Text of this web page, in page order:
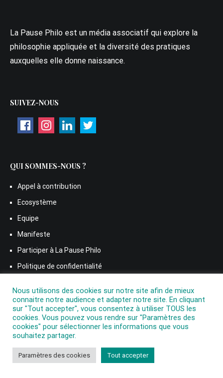
La Pause Philo est un média associatif qui explore la
philosophie appliquée et la diversité des pratiques
auxquelles elle donne naissance.
SUIVEZ-NOUS
QUI SOMMES-NOUS ?
Appel à contribution
Ecosystème
Equipe
Manifeste
Participer à La Pause Philo
Politique de confidentialité
Média
LETTRE D’INFORMATION
Adresse mail :
Nous utilisons des cookies sur notre site afin de mieux
connaitre notre audience et adapter notre site. En cliquant
sur "Tout accepter", vous consentez à utiliser TOUS les
cookies. Vous pouvez vous rendre sur "Paramètres des
cookies" pour sélectionner les informations que vous
souhaitez partager.
Paramètres des cookies Tout accepter